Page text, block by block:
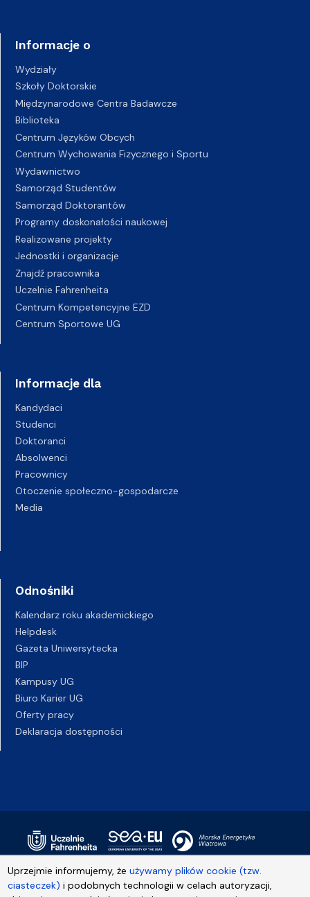
Uprzejmie informujemy, żeużywamy plików cookie (tzw.
ciasteczek) i podobnych technologii w celach autoryzacji,
Informacje o
Wydziały
Szkoły Doktorskie
Międzynarodowe Centra Badawcze
Biblioteka
Centrum Języków Obcych
Centrum Wychowania Fizycznego i Sportu
Wydawnictwo
Samorząd Studentów
Samorząd Doktorantów
Programy doskonałości naukowej
Realizowane projekty
Jednostki i organizacje
Znajdź pracownika
Uczelnie Fahrenheita
Centrum Kompetencyjne EZD
Centrum Sportowe UG
Informacje dla
Kandydaci
Studenci
Doktoranci
Absolwenci
Pracownicy
Otoczenie społeczno-gospodarcze
Media
Odnośniki
Kalendarz roku akademickiego
Helpdesk
Gazeta Uniwersytecka
BIP
Kampusy UG
Biuro Karier UG
Oferty pracy
Deklaracja dostępności